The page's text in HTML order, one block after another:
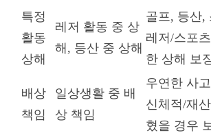
특정
활동
상해
레저 활동 중 상
해, 등산 중 상해
골프, 등산,
레저/스포
한 상해 보
배상
책임
일상생활 중 배
상 책임
우연한 사
신체적/재
혔을 경우